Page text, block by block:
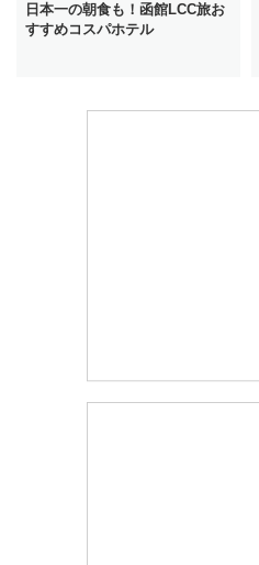
日本一の朝食も！函館LCC旅お
すすめコスパホテル